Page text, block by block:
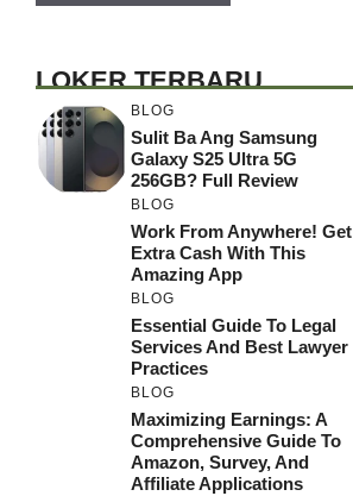
LOKER TERBARU
BLOG
Sulit Ba Ang Samsung
Galaxy S25 Ultra 5G
256GB? Full Review
BLOG
Work From Anywhere! Get
Extra Cash With This
Amazing App
BLOG
Essential Guide To Legal
Services And Best Lawyer
Practices
BLOG
Maximizing Earnings: A
Comprehensive Guide To
Amazon, Survey, And
Affiliate Applications